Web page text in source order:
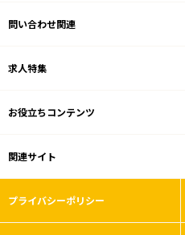
問い合わせ関連
求人特集
お役立ちコンテンツ
関連サイト
プライバシーポリシー